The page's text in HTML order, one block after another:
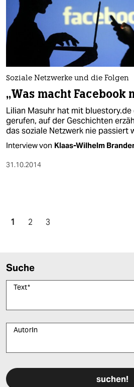
Soziale Netzwerke und die Folgen
„Was macht Facebook
Lilian Masuhr hat mit bluestory.de
gerufen, auf der Geschichten
das soziale Netzwerk nie passiert
Interview von Klaas-Wilhelm
31.10.2014
1 2 3
Suche
Text*
AutorIn